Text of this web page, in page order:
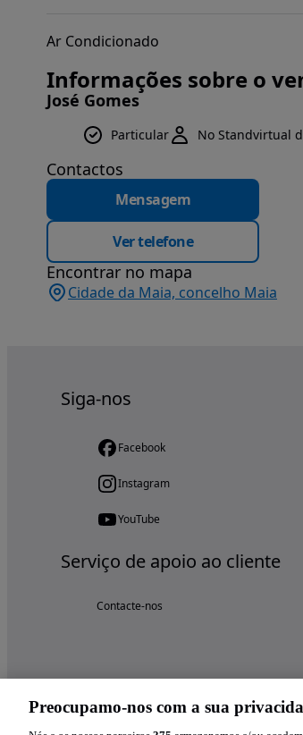
Ar Condicionado
Informações sobre o
José Gomes
Particular No Standvirtual
Contactos
Mensagem
Ver telefone
Encontrar no mapa
Cidade da Maia, concelho Maia
Siga-nos
Facebook
Instagram
YouTube
Serviço de apoio ao cliente
Contacte-nos
Preocupamo-nos com a sua